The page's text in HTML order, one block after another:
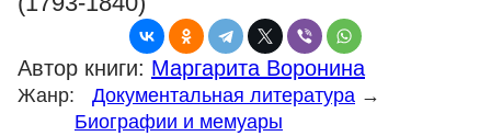
Автор книги: Маргарита Воронина
Жанр: Документальная литература →
Биографии и мемуары